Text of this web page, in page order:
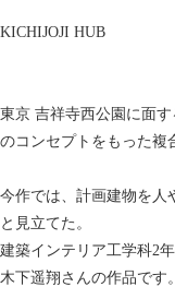
KICHIJOJI HUB
東京 吉祥寺西公園に面
のコンセプトをもった複
今作では、計画建物を人
と見立てた。
建築インテリア工学科2
木下遥翔さんの作品です。